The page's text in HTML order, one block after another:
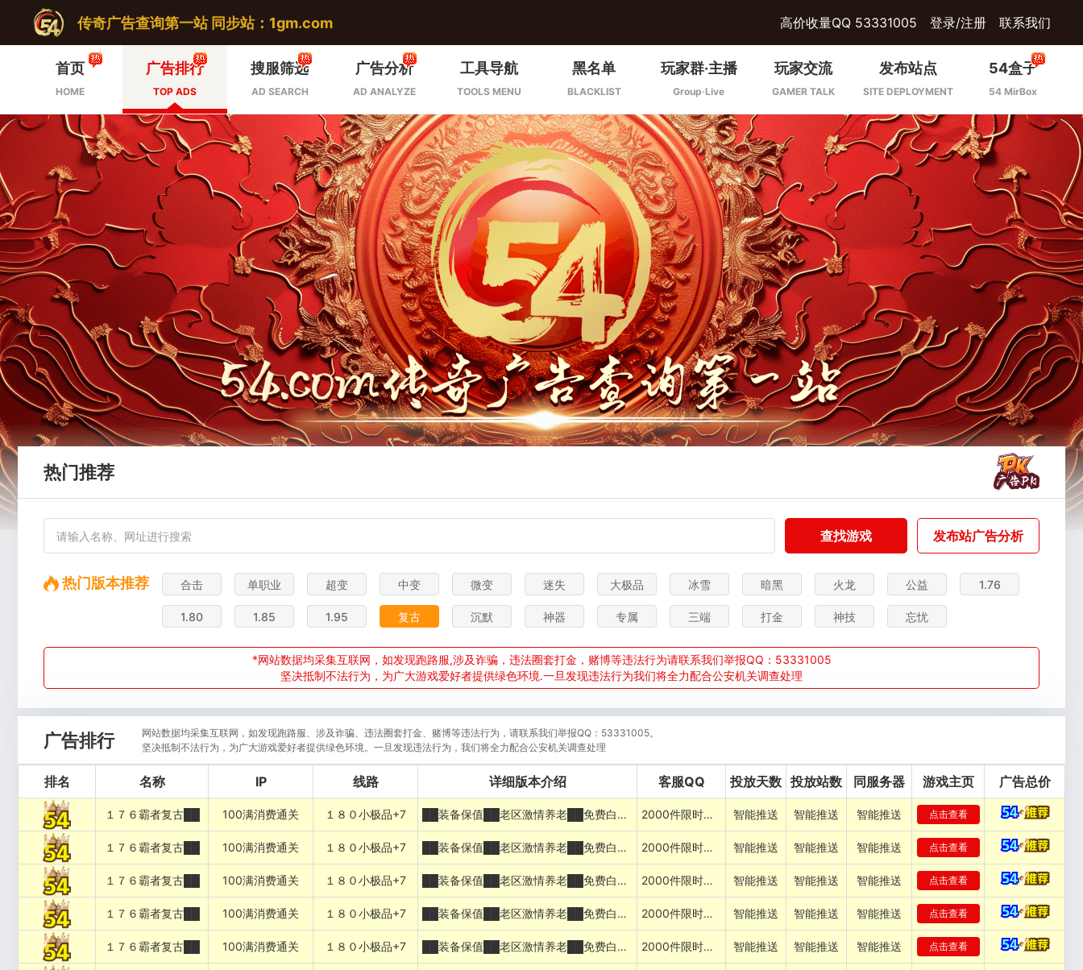
传奇广告查询第一站 同步站：1gm.com 高价收量QQ 53331005 登录/注册 联系我们
首页
HOME
广告排行
TOP ADS
搜服筛选
AD SEARCH
广告分析
AD ANALYZE
工具导航
TOOLS MENU
黑名单
BLACKLIST
玩家群·主播
Group·Live
玩家交流
GAMER TALK
发布站点
SITE DEPLOYMENT
54盒子
54 MirBox
热门推荐
查找游戏 发布站广告分析
热门版本推荐 合击 单职业 超变 中变 微变 迷失 大极品 冰雪 暗黑 火龙 公益 1.76
1.80 1.85 1.95 复古 沉默 神器 专属 三端 打金 神技 忘忧
*网站数据均采集互联网，如发现跑路服,涉及诈骗，违法圈套打金，赌博等违法行为请联系我们举报QQ：53331005
坚决抵制不法行为，为广大游戏爱好者提供绿色环境.一旦发现违法行为我们将全力配合公安机关调查处理
广告排行
网站数据均采集互联网，如发现跑路服、涉及诈骗、违法圈套打金、赌博等违法行为，请联系我们举报QQ：53331005。
坚决抵制不法行为，为广大游戏爱好者提供绿色环境。一旦发现违法行为，我们将全力配合公安机关调查处理
排名 名称 IP 线路 详细版本介绍 客服QQ 投放天数 投放站数 同服务器 游戏主页 广告总价
１７６霸者复古██ 100满消费通关 １８０小极品+7 ██装备保值██老区激情养老██免费白嫖██ 2000件限时首爆 智能推送 智能推送 智能推送 点击查看
１７６霸者复古██ 100满消费通关 １８０小极品+7 ██装备保值██老区激情养老██免费白嫖██ 2000件限时首爆 智能推送 智能推送 智能推送 点击查看
１７６霸者复古██ 100满消费通关 １８０小极品+7 ██装备保值██老区激情养老██免费白嫖██ 2000件限时首爆 智能推送 智能推送 智能推送 点击查看
１７６霸者复古██ 100满消费通关 １８０小极品+7 ██装备保值██老区激情养老██免费白嫖██ 2000件限时首爆 智能推送 智能推送 智能推送 点击查看
１７６霸者复古██ 100满消费通关 １８０小极品+7 ██装备保值██老区激情养老██免费白嫖██ 2000件限时首爆 智能推送 智能推送 智能推送 点击查看